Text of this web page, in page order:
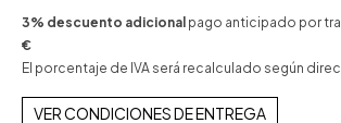
3% descuento adicional pago anticipado por
€
El porcentaje de IVA será recalculado según
VER CONDICIONES DE ENTREGA